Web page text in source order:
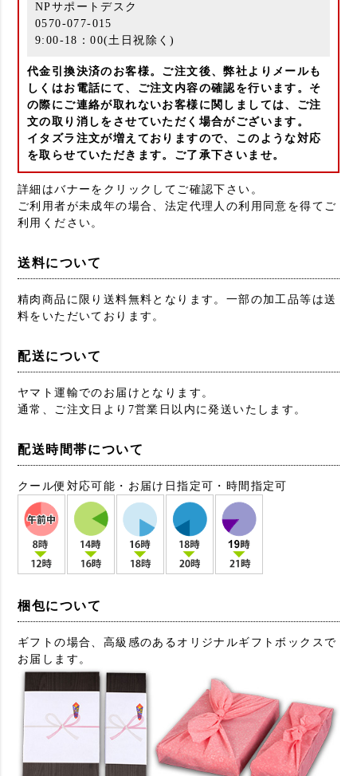
NPサポートデスク
0570-077-015
9:00-18：00(土日祝除く)
代金引換決済のお客様。ご注文後、弊社よりメールも
しくはお電話にて、ご注文内容の確認を行います。そ
の際にご連絡が取れないお客様に関しましては、ご注
文の取り消しをさせていただく場合がございます。
イタズラ注文が増えておりますので、このような対応
を取らせていただきます。ご了承下さいませ。
詳細はバナーをクリックしてご確認下さい。
ご利用者が未成年の場合、法定代理人の利用同意を得てご
利用ください。
送料について
精肉商品に限り送料無料となります。一部の加工品等は送
料をいただいております。
配送について
ヤマト運輸でのお届けとなります。
通常、ご注文日より7営業日以内に発送いたします。
配送時間帯について
クール便対応可能・お届け日指定可・時間指定可
梱包について
ギフトの場合、高級感のあるオリジナルギフトボックスで
お届します。